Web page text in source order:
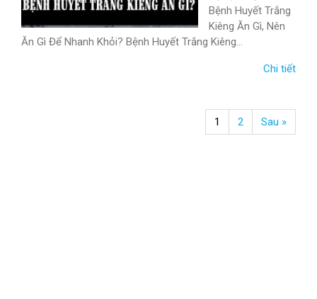
Bệnh Huyết Trắng
Kiêng Ăn Gì, Nên
Ăn Gì Để Nhanh Khỏi? Bệnh Huyết Trắng Kiêng...
Chi tiết
1 2 Sau »